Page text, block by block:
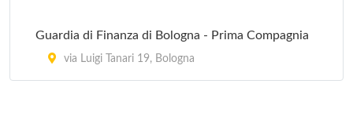
Guardia di Finanza di Bologna - Prima Compagnia
via Luigi Tanari 19, Bologna